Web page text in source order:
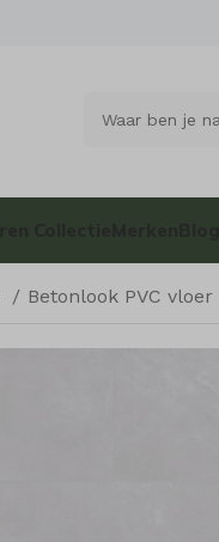
Betonlook PVC vloer